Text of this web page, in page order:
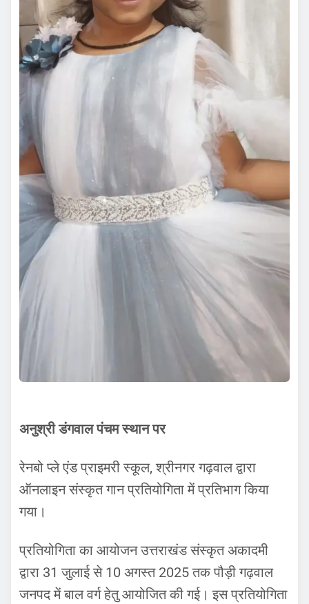
अनुश्री डंगवाल पंचम स्थान पर
रेनबो प्ले एंड प्राइमरी स्कूल, श्रीनगर गढ़वाल द्वारा
ऑनलाइन संस्कृत गान प्रतियोगिता में प्रतिभाग किया
गया।
प्रतियोगिता का आयोजन उत्तराखंड संस्कृत अकादमी
द्वारा 31 जुलाई से 10 अगस्त 2025 तक पौड़ी गढ़वाल
जनपद में बाल वर्ग हेतु आयोजित की गई। इस प्रतियोगिता